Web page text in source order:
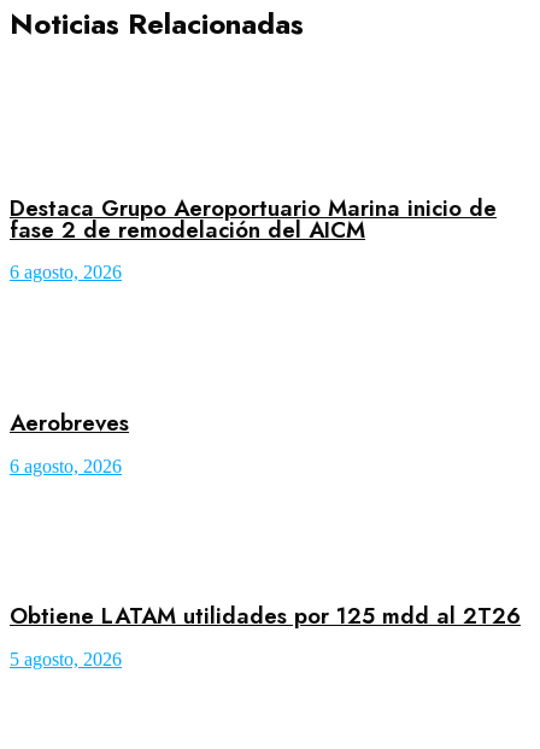
Noticias Relacionadas
Destaca Grupo Aeroportuario Marina inicio de
fase 2 de remodelación del AICM
6 agosto, 2026
Aerobreves
6 agosto, 2026
Obtiene LATAM utilidades por 125 mdd al 2T26
5 agosto, 2026